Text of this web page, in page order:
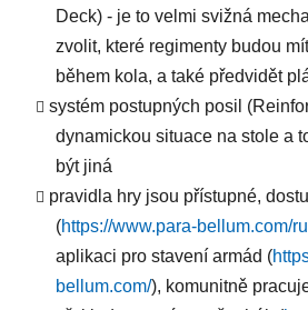
Deck) - je to velmi svižná
zvolit, které regimenty budou
během kola, a také předvidět
systém postupných posil
dynamickou situace na stole a
být jiná
pravidla hry jsou přístupné,
(https://www.para-bellum.com/
aplikaci pro stavení armád (
bellum.com/), komunitně